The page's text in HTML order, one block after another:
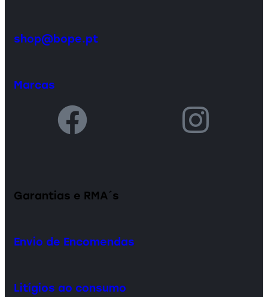
shop@bope.pt
Marcas
Garantias e RMA´s
Envio de Encomendas
Litígios ao consumo